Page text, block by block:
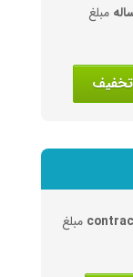
مبلغ
مبلغ